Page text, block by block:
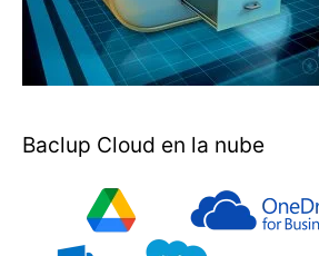
Baclup Cloud en la nube